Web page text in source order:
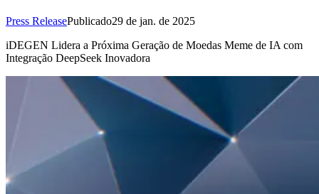
Press ReleasePublicado29 de jan. de 2025
iDEGEN Lidera a Próxima Geração de Moedas Meme de IA com
Integração DeepSeek Inovadora